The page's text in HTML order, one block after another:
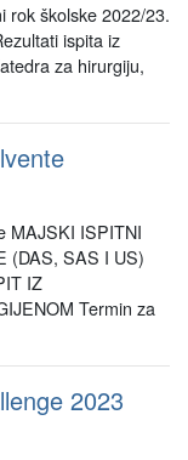
rok školske 2022/23.
ispita iz
za hirurgiju,
MAJSKI ISPITNI
(DAS, SAS I US)
IZ
Termin za
2023